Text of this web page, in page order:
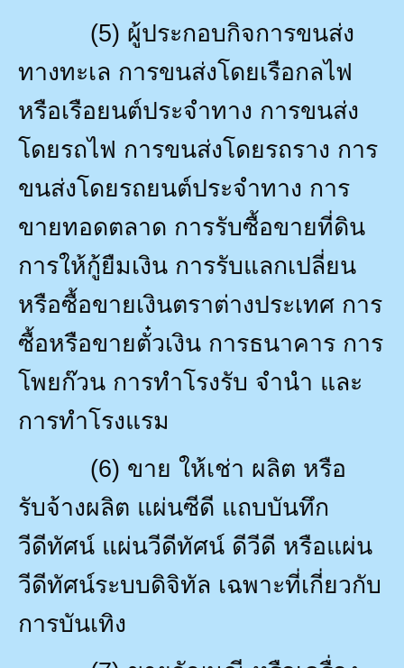
(5) ผู้ประกอบกิจการขนส่ง
ทางทะเล การขนส่งโดยเรือกลไฟ
หรือเรือยนต์ประจำทาง การขนส่ง
โดยรถไฟ การขนส่งโดยรถราง การ
ขนส่งโดยรถยนต์ประจำทาง การ
ขายทอดตลาด การรับซื้อขายที่ดิน
การให้กู้ยืมเงิน การรับแลกเปลี่ยน
หรือซื้อขายเงินตราต่างประเทศ การ
ซื้อหรือขายตั๋วเงิน การธนาคาร การ
โพยก๊วน การทำโรงรับ จำนำ และ
การทำโรงแรม
(6) ขาย ให้เช่า ผลิต หรือ
รับจ้างผลิต แผ่นซีดี แถบบันทึก
วีดีทัศน์ แผ่นวีดีทัศน์ ดีวีดี หรือแผ่น
วีดีทัศน์ระบบดิจิทัล เฉพาะที่เกี่ยวกับ
การบันเทิง